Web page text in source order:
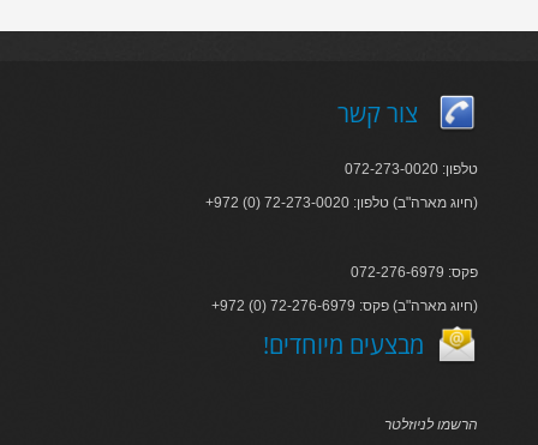
צור קשר
טלפון: 072-273-0020
+972 (0) 72-273-0020 :חיוג מארה"ב) טלפון)
פקס: 072-276-6979
+972 (0) 72-276-6979 :חיוג מארה"ב) פקס)
!מבצעים מיוחדים
הרשמו לניוזלטר